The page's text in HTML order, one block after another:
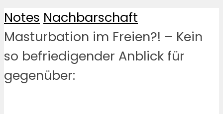
Notes Nachbarschaft
Masturbation im Freien?! – Kein
so befriedigender Anblick für
gegenüber: